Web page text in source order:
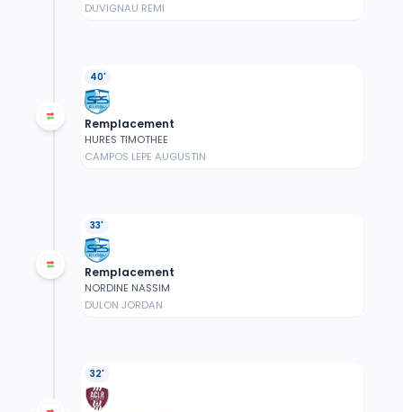
DUVIGNAU REMI
40'
Remplacement
HURES TIMOTHEE
CAMPOS LEPE AUGUSTIN
33'
Remplacement
NORDINE NASSIM
DULON JORDAN
32'